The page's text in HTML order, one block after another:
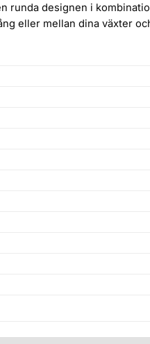
runda designen i
eller mellan dina växter